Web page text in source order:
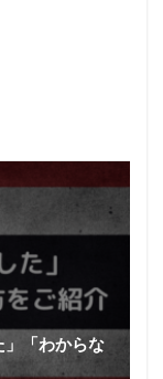
」「わからな